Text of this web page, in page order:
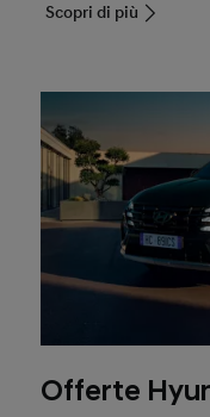
Scopri di più
Offerte